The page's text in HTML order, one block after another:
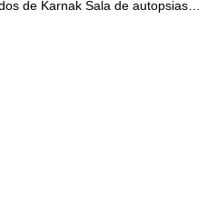
de Karnak Sala de autopsias…